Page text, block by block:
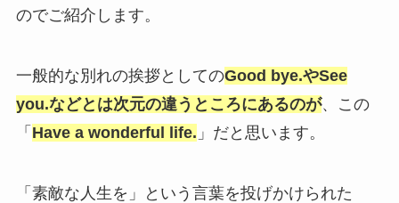
のでご紹介します。
一般的な別れの挨拶としてのGood bye.やSee
you.などとは次元の違うところにあるのが、この
「 Have a wonderful life. 」だと思います。
「素敵な人生を」という言葉を投げかけられた